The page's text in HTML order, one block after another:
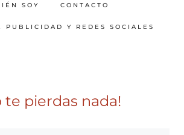
SOY CONTACTO
PUBLICIDAD Y REDES SOCIALES
te pierdas nada!